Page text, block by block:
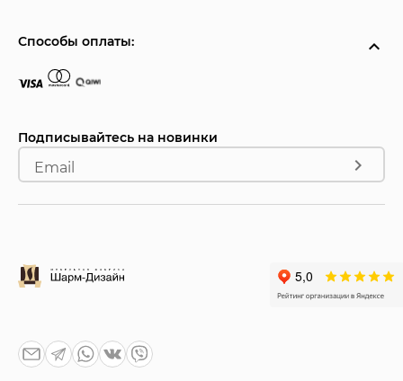
Способы оплаты:
Подписывайтесь на новинки
Email